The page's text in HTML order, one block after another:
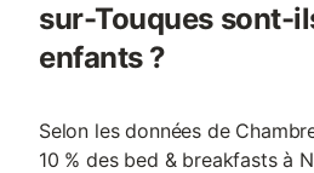
sur-Touques sont-
enfants ?
Selon les données de
10 % des bed & breakfasts à